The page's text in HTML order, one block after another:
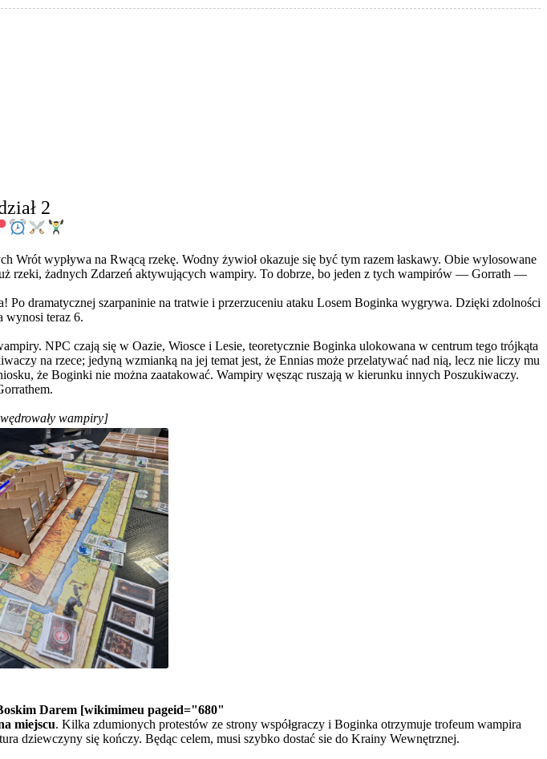
2
Wrót wypływa na Rwącą rzekę. Wodny żywioł okazuje się być tym razem łaskawy. Obie wylosowane
rzeki, żadnych Zdarzeń aktywujących wampiry. To dobrze, bo jeden z tych wampirów — Gorrath —
Po dramatycznej szarpaninie na tratwie i przerzuceniu ataku Losem Boginka wygrywa. Dzięki zdolności
wynosi teraz 6.
NPC czają się w Oazie, Wiosce i Lesie, teoretycznie Boginka ulokowana w centrum tego trójkąta
na rzece; jedyną wzmianką na jej temat jest, że Ennias może przelatywać nad nią, lecz nie liczy mu
że Boginki nie można zaatakować. Wampiry węsząc ruszają w kierunku innych Poszukiwaczy.
wampiry]
Darem [wikimimeu pageid="680"
miejscu. Kilka zdumionych protestów ze strony współgraczy i Boginka otrzymuje trofeum wampira
dziewczyny się kończy. Będąc celem, musi szybko dostać sie do Krainy Wewnętrznej.